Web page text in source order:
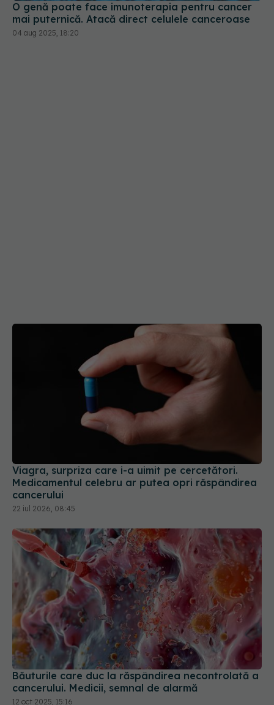
O genă poate face imunoterapia pentru cancer
mai puternică. Atacă direct celulele canceroase
04 aug 2025, 18:20
Viagra, surpriza care i-a uimit pe cercetători.
Medicamentul celebru ar putea opri răspândirea
cancerului
22 iul 2026, 08:45
Băuturile care duc la răspândirea necontrolată a
cancerului. Medicii, semnal de alarmă
12 oct 2025, 15:16